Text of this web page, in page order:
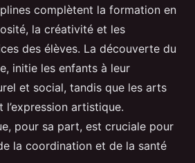
complètent la formation en
la créativité et les
des élèves. La découverte du
initie les enfants à leur
et social, tandis que les arts
l’expression artistique.
pour sa part, est cruciale pour
la coordination et de la santé